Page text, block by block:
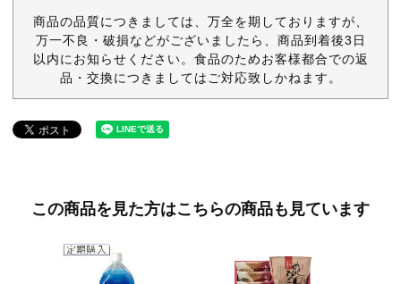
商品の品質につきましては、万全を期しておりますが、
万一不良・破損などがございましたら、商品到着後3日
以内にお知らせください。食品のためお客様都合での返
品・交換につきましてはご対応致しかねます。
この商品を見た方はこちらの商品も見ています